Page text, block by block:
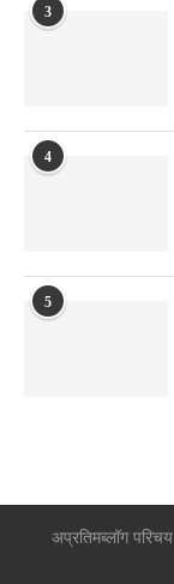
3
4
5
अप्रतिमब्लॉग परिचय